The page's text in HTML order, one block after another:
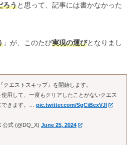
ろうと思って、記事には書かなかった
」が、このたび実現の運びとなりまし
クエストスキップ』を開始します。
用して、一度もクリアしたことがないクエス
できます。… pic.twitter.com/SgCiBexVJl
式 (@DQ_X) June 25, 2024